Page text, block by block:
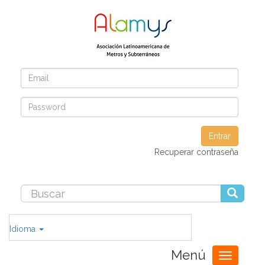
Entrar
Recuperar contraseña
Idioma
Menú
Toggle